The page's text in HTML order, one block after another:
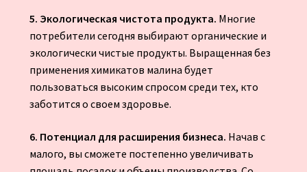
5. Экологическая чистота продукта. Многие
потребители сегодня выбирают органические и
экологически чистые продукты. Выращенная без
применения химикатов малина будет
пользоваться высоким спросом среди тех, кто
заботится о своем здоровье.
6. Потенциал для расширения бизнеса. Начав с
малого, вы сможете постепенно увеличивать